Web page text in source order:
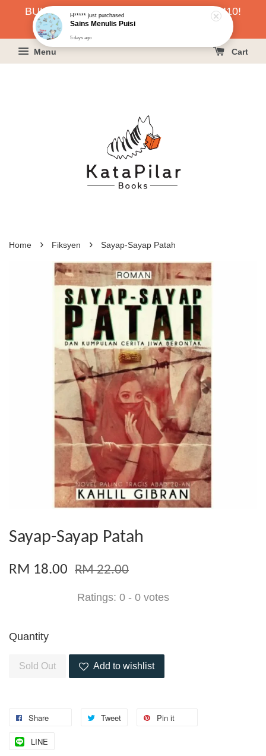
BUKU HARGA RAHMAH SERENDAH RM10!
KLIK SINI UNTUK PESAN!
Menu Cart
Home › Fiksyen › Sayap-Sayap Patah
Sayap-Sayap Patah
RM 18.00 RM 22.00
Ratings: 0 - 0 votes
Quantity
Sold Out Add to wishlist
Share Tweet Pin it
LINE
H*****just purchased
Sains Menulis Puisi
5 days ago